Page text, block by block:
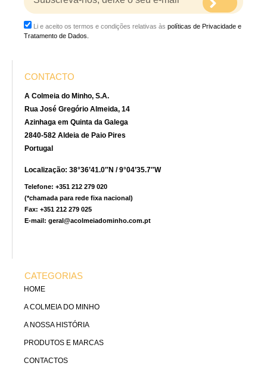
Li e aceito os termos e condições relativas às políticas de Privacidade e
Tratamento de Dados.
CONTACTO
A Colmeia do Minho, S.A.
Rua José Gregório Almeida, 14
Azinhaga em Quinta da Galega
2840-582 Aldeia de Paio Pires
Portugal
Localização: 38°36’41.0″N / 9°04’35.7″W
Telefone: +351 212 279 020
(*chamada para rede fixa nacional)
Fax: +351 212 279 025
E-mail: geral@acolmeiadominho.com.pt
CATEGORIAS
HOME
A COLMEIA DO MINHO
A NOSSA HISTÓRIA
PRODUTOS E MARCAS
CONTACTOS